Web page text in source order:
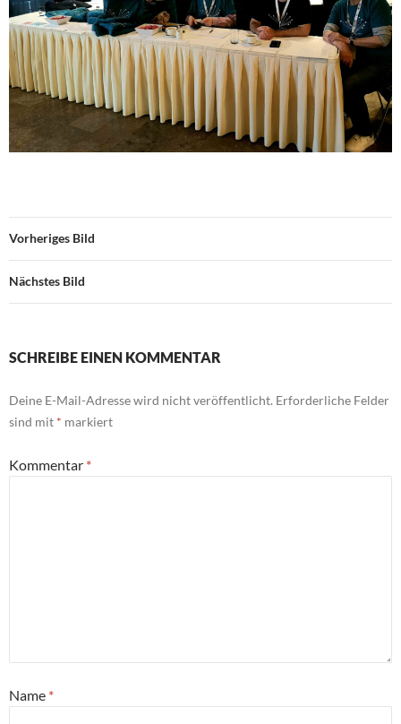
Vorheriges Bild
Nächstes Bild
SCHREIBE EINEN KOMMENTAR
Deine E-Mail-Adresse wird nicht veröffentlicht. Erforderliche Felder
sind mit * markiert
Kommentar *
Name *